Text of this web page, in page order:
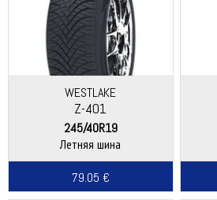
WESTLAKE
Z-401
245/40R19
Летняя шина
79.05 €